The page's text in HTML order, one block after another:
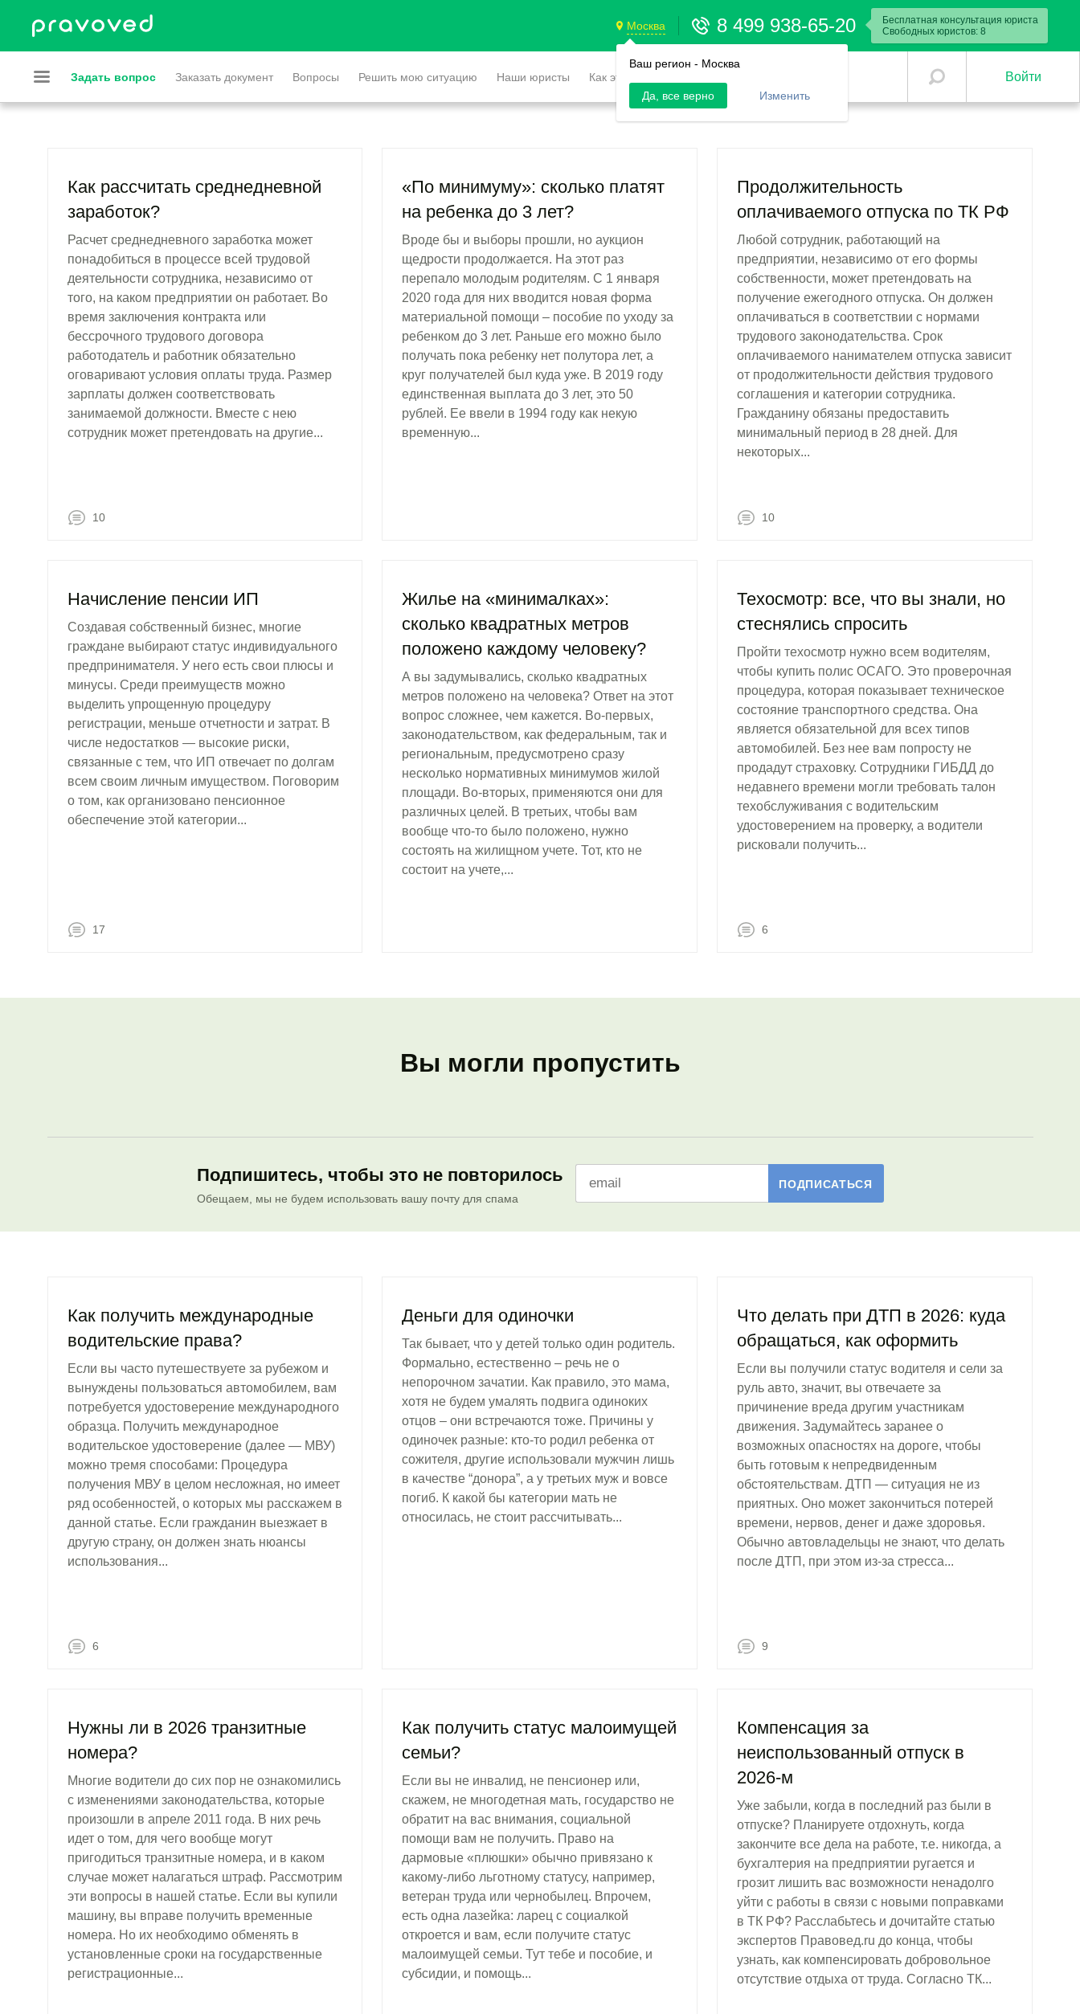
Москва
Ваш регион - Москва
Да, все верно Изменить
8 499 938-65-20
Бесплатная консультация юриста
Свободных юристов: 8
Задать вопрос Заказать документ Вопросы Решить мою ситуацию Наши юристы Как это работает Войти
Как рассчитать среднедневной
заработок?
Расчет среднедневного заработка может
понадобиться в процессе всей трудовой
деятельности сотрудника, независимо от
того, на каком предприятии он работает. Во
время заключения контракта или
бессрочного трудового договора
работодатель и работник обязательно
оговаривают условия оплаты труда. Размер
зарплаты должен соответствовать
занимаемой должности. Вместе с нею
сотрудник может претендовать на другие...
10
«По минимуму»: сколько платят
на ребенка до 3 лет?
Вроде бы и выборы прошли, но аукцион
щедрости продолжается. На этот раз
перепало молодым родителям. С 1 января
2020 года для них вводится новая форма
материальной помощи – пособие по уходу за
ребенком до 3 лет. Раньше его можно было
получать пока ребенку нет полутора лет, а
круг получателей был куда уже. В 2019 году
единственная выплата до 3 лет, это 50
рублей. Ее ввели в 1994 году как некую
временную...
Продолжительность
оплачиваемого отпуска по ТК РФ
Любой сотрудник, работающий на
предприятии, независимо от его формы
собственности, может претендовать на
получение ежегодного отпуска. Он должен
оплачиваться в соответствии с нормами
трудового законодательства. Срок
оплачиваемого нанимателем отпуска зависит
от продолжительности действия трудового
соглашения и категории сотрудника.
Гражданину обязаны предоставить
минимальный период в 28 дней. Для
некоторых...
10
Начисление пенсии ИП
Создавая собственный бизнес, многие
граждане выбирают статус индивидуального
предпринимателя. У него есть свои плюсы и
минусы. Среди преимуществ можно
выделить упрощенную процедуру
регистрации, меньше отчетности и затрат. В
числе недостатков — высокие риски,
связанные с тем, что ИП отвечает по долгам
всем своим личным имуществом. Поговорим
о том, как организовано пенсионное
обеспечение этой категории...
17
Жилье на «минималках»:
сколько квадратных метров
положено каждому человеку?
А вы задумывались, сколько квадратных
метров положено на человека? Ответ на этот
вопрос сложнее, чем кажется. Во-первых,
законодательством, как федеральным, так и
региональным, предусмотрено сразу
несколько нормативных минимумов жилой
площади. Во-вторых, применяются они для
различных целей. В третьих, чтобы вам
вообще что-то было положено, нужно
состоять на жилищном учете. Тот, кто не
состоит на учете,...
Техосмотр: все, что вы знали, но
стеснялись спросить
Пройти техосмотр нужно всем водителям,
чтобы купить полис ОСАГО. Это проверочная
процедура, которая показывает техническое
состояние транспортного средства. Она
является обязательной для всех типов
автомобилей. Без нее вам попросту не
продадут страховку. Сотрудники ГИБДД до
недавнего времени могли требовать талон
техобслуживания с водительским
удостоверением на проверку, а водители
рисковали получить...
6
Вы могли пропустить
Подпишитесь, чтобы это не повторилось
Обещаем, мы не будем использовать вашу почту для спама
Как получить международные
водительские права?
Если вы часто путешествуете за рубежом и
вынуждены пользоваться автомобилем, вам
потребуется удостоверение международного
образца. Получить международное
водительское удостоверение (далее — МВУ)
можно тремя способами: Процедура
получения МВУ в целом несложная, но имеет
ряд особенностей, о которых мы расскажем в
данной статье. Если гражданин выезжает в
другую страну, он должен знать нюансы
использования...
6
Деньги для одиночки
Так бывает, что у детей только один родитель.
Формально, естественно – речь не о
непорочном зачатии. Как правило, это мама,
хотя не будем умалять подвига одиноких
отцов – они встречаются тоже. Причины у
одиночек разные: кто-то родил ребенка от
сожителя, другие использовали мужчин лишь
в качестве “донора”, а у третьих муж и вовсе
погиб. К какой бы категории мать не
относилась, не стоит рассчитывать...
Что делать при ДТП в 2026: куда
обращаться, как оформить
Если вы получили статус водителя и сели за
руль авто, значит, вы отвечаете за
причинение вреда другим участникам
движения. Задумайтесь заранее о
возможных опасностях на дороге, чтобы
быть готовым к непредвиденным
обстоятельствам. ДТП — ситуация не из
приятных. Оно может закончиться потерей
времени, нервов, денег и даже здоровья.
Обычно автовладельцы не знают, что делать
после ДТП, при этом из-за стресса...
9
Нужны ли в 2026 транзитные
номера?
Многие водители до сих пор не ознакомились
с изменениями законодательства, которые
произошли в апреле 2011 года. В них речь
идет о том, для чего вообще могут
пригодиться транзитные номера, и в каком
случае может налагаться штраф. Рассмотрим
эти вопросы в нашей статье. Если вы купили
машину, вы вправе получить временные
номера. Но их необходимо обменять в
установленные сроки на государственные
регистрационные...
Как получить статус малоимущей
семьи?
Если вы не инвалид, не пенсионер или,
скажем, не многодетная мать, государство не
обратит на вас внимания, социальной
помощи вам не получить. Право на
дармовые «плюшки» обычно привязано к
какому-либо льготному статусу, например,
ветеран труда или чернобылец. Впрочем,
есть одна лазейка: ларец с социалкой
откроется и вам, если получите статус
малоимущей семьи. Тут тебе и пособие, и
субсидии, и помощь...
Компенсация за
неиспользованный отпуск в
2026-м
Уже забыли, когда в последний раз были в
отпуске? Планируете отдохнуть, когда
закончите все дела на работе, т.е. никогда, а
бухгалтерия на предприятии ругается и
грозит лишить вас возможности ненадолго
уйти с работы в связи с новыми поправками
в ТК РФ? Расслабьтесь и дочитайте статью
экспертов Правовед.ru до конца, чтобы
узнать, как компенсировать добровольное
отсутствие отдыха от труда. Согласно ТК...